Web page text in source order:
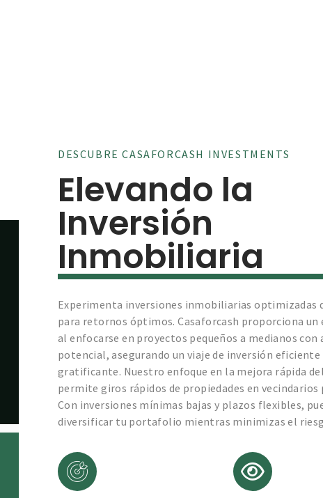
DESCUBRE CASAFORCASH INVESTMENTS
Elevando la
Inversión
Inmobiliaria
Experimenta inversiones inmobiliarias optimizadas
para retornos óptimos. Casaforcash proporciona un
al enfocarse en proyectos pequeños a medianos con
potencial, asegurando un viaje de inversión eficiente
gratificante. Nuestro enfoque en la mejora rápida
permite giros rápidos de propiedades en vecindarios
Con inversiones mínimas bajas y plazos flexibles,
diversificar tu portafolio mientras minimizas el